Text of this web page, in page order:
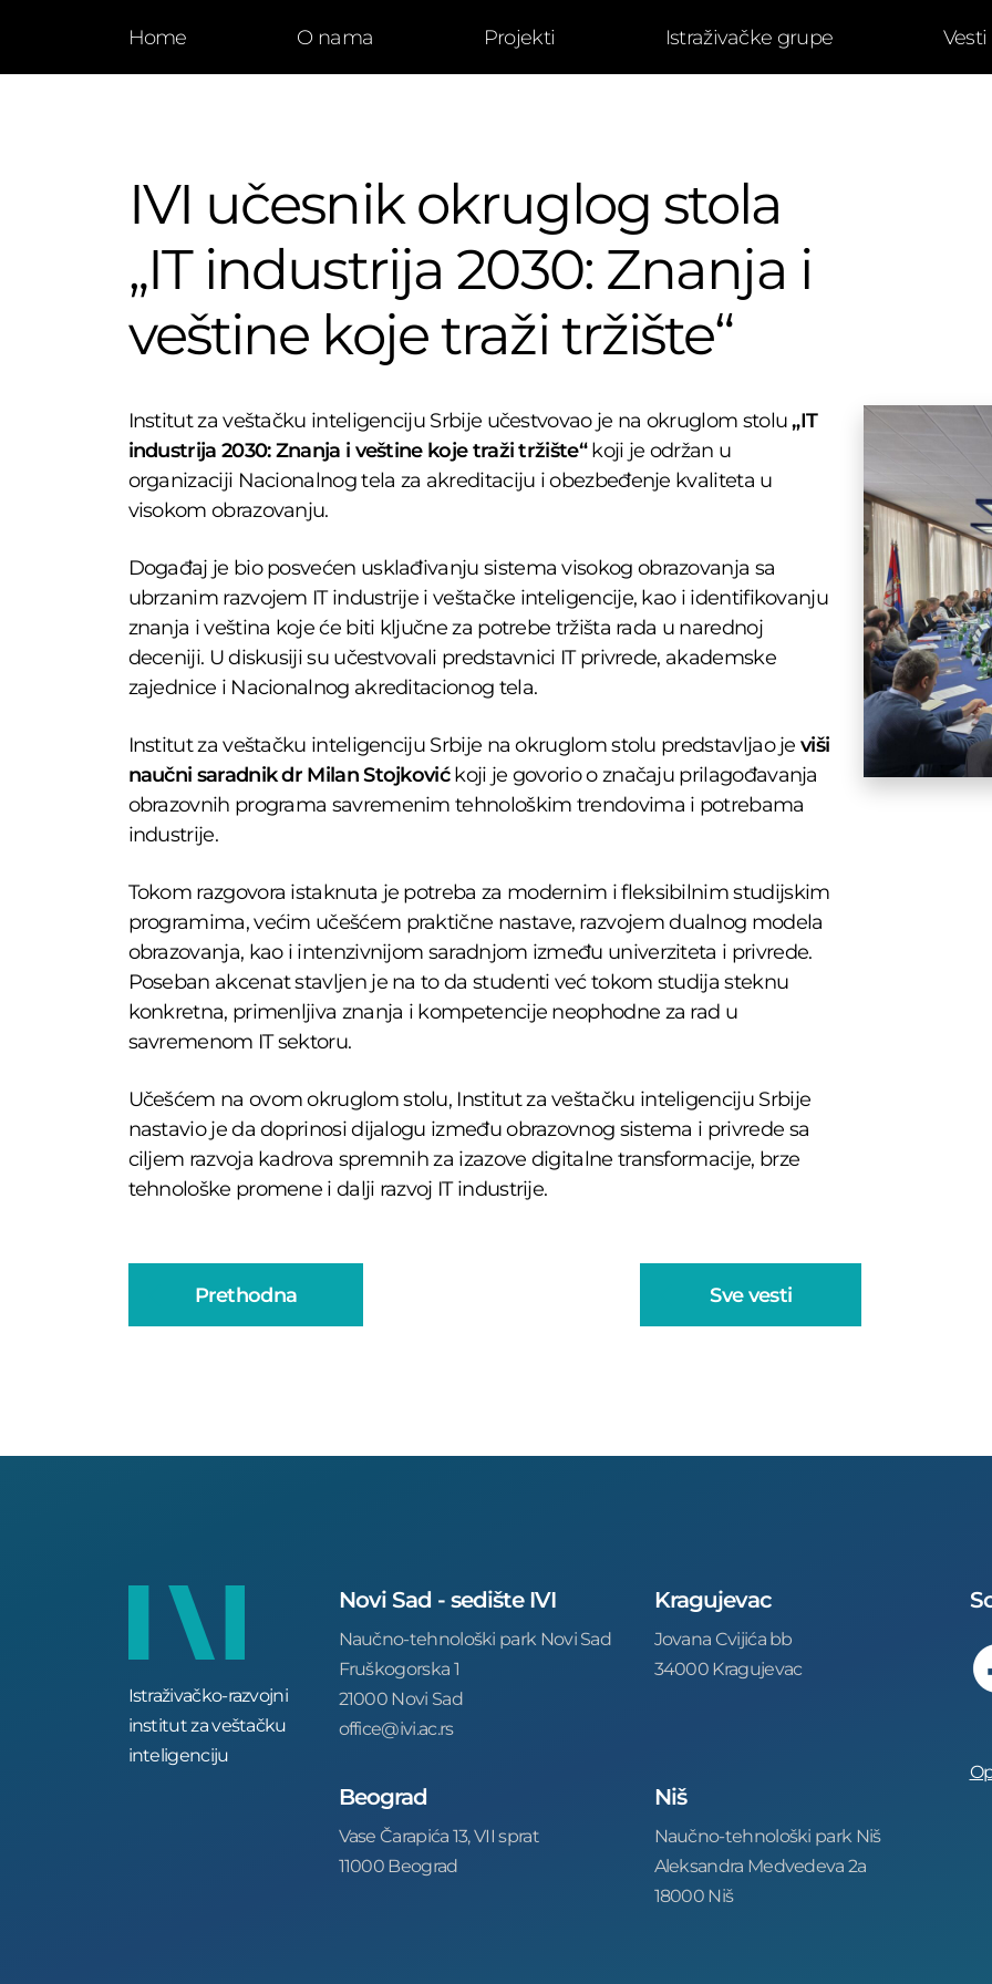
Home O nama Projekti Istraživačke grupe Vesti
IVI učesnik okruglog stola
„IT industrija 2030: Znanja i
veštine koje traži tržište“
Institut za veštačku inteligenciju Srbije učestvovao je na okruglom stolu„IT
industrija 2030: Znanja i veštine koje traži tržište“koji je održan u
organizaciji Nacionalnog tela za akreditaciju i obezbeđenje kvaliteta u
visokom obrazovanju.
Događaj je bio posvećen usklađivanju sistema visokog obrazovanja sa
ubrzanim razvojem IT industrije i veštačke inteligencije, kao i identifikovanju
znanja i veština koje će biti ključne za potrebe tržišta rada u narednoj
deceniji. U diskusiji su učestvovali predstavnici IT privrede, akademske
zajednice i Nacionalnog akreditacionog tela.
Institut za veštačku inteligenciju Srbije na okruglom stolu predstavljao jeviši
naučni saradnik dr Milan Stojkovićkoji je govorio o značaju prilagođavanja
obrazovnih programa savremenim tehnološkim trendovima i potrebama
industrije.
Tokom razgovora istaknuta je potreba za modernim i fleksibilnim studijskim
programima, većim učešćem praktične nastave, razvojem dualnog modela
obrazovanja, kao i intenzivnijom saradnjom između univerziteta i privrede.
Poseban akcenat stavljen je na to da studenti već tokom studija steknu
konkretna, primenljiva znanja i kompetencije neophodne za rad u
savremenom IT sektoru.
Učešćem na ovom okruglom stolu, Institut za veštačku inteligenciju Srbije
nastavio je da doprinosi dijalogu između obrazovnog sistema i privrede sa
ciljem razvoja kadrova spremnih za izazove digitalne transformacije, brze
tehnološke promene i dalji razvoj IT industrije.
Prethodna Sve vesti
Istraživačko-razvojni
institut za veštačku
inteligenciju
Novi Sad - sedište IVI
Naučno-tehnološki park Novi Sad
Fruškogorska 1
21000 Novi Sad
office@ivi.ac.rs
Kragujevac
Jovana Cvijića bb
34000 Kragujevac
Beograd
Vase Čarapića 13, VII sprat
11000 Beograd
Niš
Naučno-tehnološki park Niš
Aleksandra Medvedeva 2a
18000 Niš